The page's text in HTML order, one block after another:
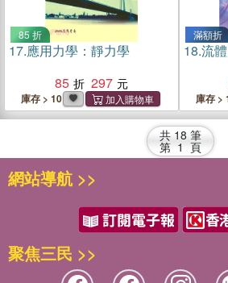
85 折
17.應用力學：靜力學
85
297
庫存 > 10
滿額折
18.流
庫存 >
共 18 筆
第 1 頁
網站導航 >>
聚焦三民 >>